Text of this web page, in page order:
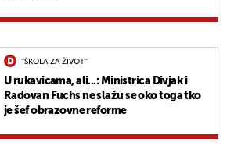
''ŠKOLA ZA ŽIVOT''
U rukavicama, ali...: Ministrica Divjak i
Radovan Fuchs ne slažu se oko toga tko
je šef obrazovne reforme